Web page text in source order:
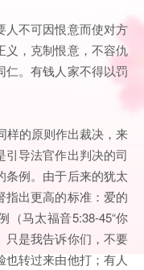
人不可因恨意而使对方
义，克制恨意，不容仇
仁。有钱人家不得以罚
样的原则作出裁决，来
引导法官作出判决的司
条例。由于后来的犹太
指出更高的标准：爱的
（马太福音5:38-45“你
只是我告诉你们，不要
转过来由他打；有人